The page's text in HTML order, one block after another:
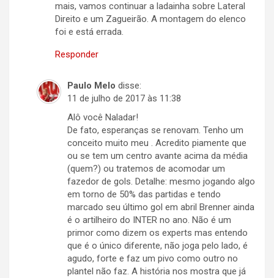
mais, vamos continuar a ladainha sobre Lateral
Direito e um Zagueirão. A montagem do elenco
foi e está errada.
Responder
Paulo Melo disse:
11 de julho de 2017 às 11:38
Alô você Naladar!
De fato, esperanças se renovam. Tenho um
conceito muito meu . Acredito piamente que
ou se tem um centro avante acima da média
(quem?) ou tratemos de acomodar um
fazedor de gols. Detalhe: mesmo jogando algo
em torno de 50% das partidas e tendo
marcado seu último gol em abril Brenner ainda
é o artilheiro do INTER no ano. Não é um
primor como dizem os experts mas entendo
que é o único diferente, não joga pelo lado, é
agudo, forte e faz um pivo como outro no
plantel não faz. A história nos mostra que já